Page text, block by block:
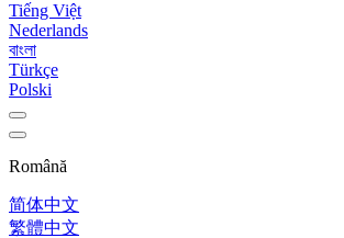
Tiếng Việt
Nederlands
বাংলা
Türkçe
Polski
Română
简体中文
繁體中文